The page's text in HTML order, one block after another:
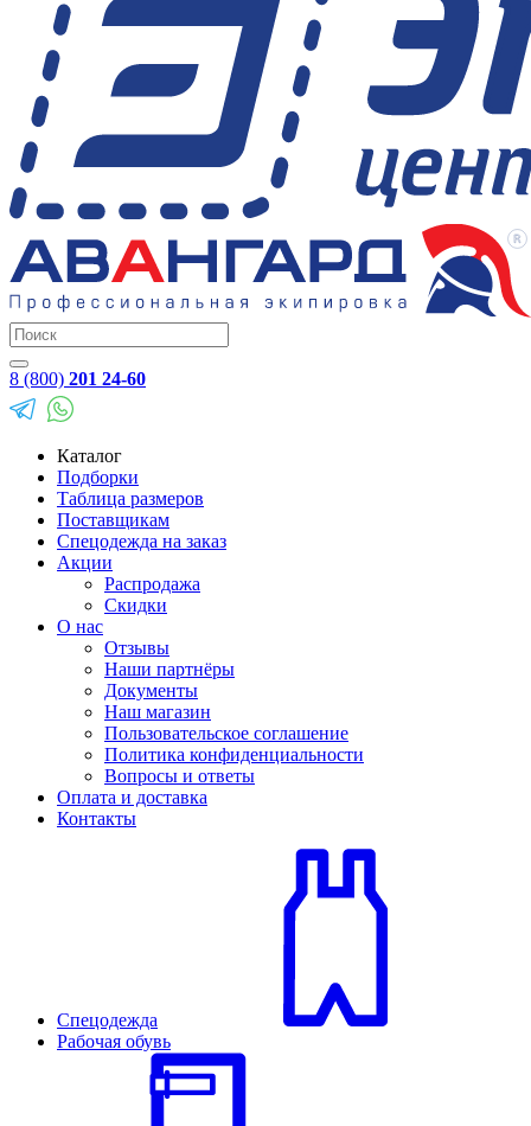
8 (800) 201 24-60
Каталог
Подборки
Таблица размеров
Поставщикам
Спецодежда на заказ
Акции
Распродажа
Скидки
О нас
Отзывы
Наши партнёры
Документы
Наш магазин
Пользовательское соглашение
Политика конфиденциальности
Вопросы и ответы
Оплата и доставка
Контакты
Спецодежда
Рабочая обувь